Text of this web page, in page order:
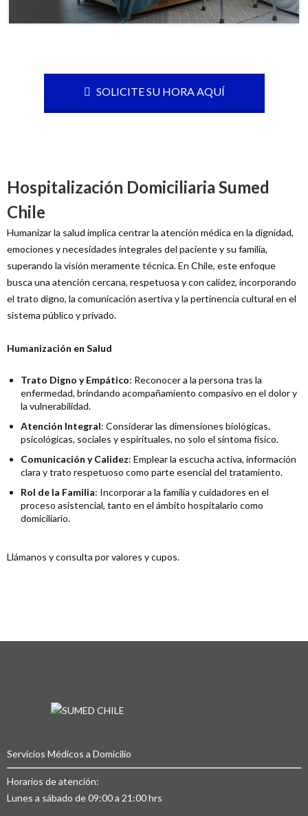
SOLICITE SU HORA AQUÍ
Hospitalización Domiciliaria Sumed
Chile
Humanizar la salud implica centrar la atención médica en la dignidad,
emociones y necesidades integrales del paciente y su familia,
superando la visión meramente técnica. En Chile, este enfoque
busca una atención cercana, respetuosa y con calidez, incorporando
el trato digno, la comunicación asertiva y la pertinencia cultural en el
sistema público y privado.
Humanización en Salud
Trato Digno y Empático: Reconocer a la persona tras la
enfermedad, brindando acompañamiento compasivo en el dolor y
la vulnerabilidad.
Atención Integral: Considerar las dimensiones biológicas,
psicológicas, sociales y espirituales, no solo el síntoma físico.
Comunicación y Calidez: Emplear la escucha activa, información
clara y trato respetuoso como parte esencial del tratamiento.
Rol de la Familia: Incorporar a la familia y cuidadores en el
proceso asistencial, tanto en el ámbito hospitalario como
domiciliario.
Llámanos y consulta por valores y cupos.
Servicios Médicos a Domicilio
Horarios de atención:
Lunes a sábado de 09:00 a 21:00 hrs